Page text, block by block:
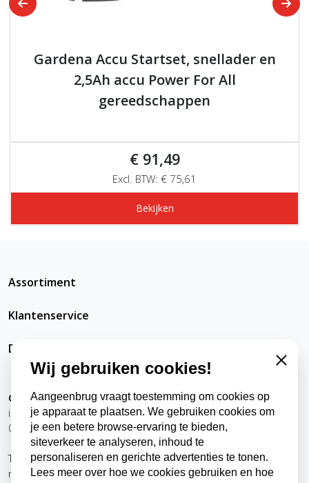
Gardena Accu Startset, snellader en
2,5Ah accu Power For All
gereedschappen
€ 91,49
Excl. BTW: € 75,61
Bekijken
Assortiment
Klantenservice
DatRepareerIkZelfWel
Contact
info@datrepareerikzelfwel.nl
0118-570024
Telefonisch bereikbaar
ma t/m vr
9:00 - 12:00 uur
Wij gebruiken cookies!
Aangeenbrug vraagt toestemming om cookies op
je apparaat te plaatsen. We gebruiken cookies om
je een betere browse-ervaring te bieden,
siteverkeer te analyseren, inhoud te
personaliseren en gerichte advertenties te tonen.
Lees meer over hoe we cookies gebruiken en hoe
Close